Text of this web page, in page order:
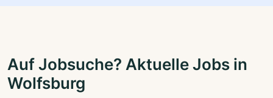
Auf Jobsuche? Aktuelle Jobs in
Wolfsburg